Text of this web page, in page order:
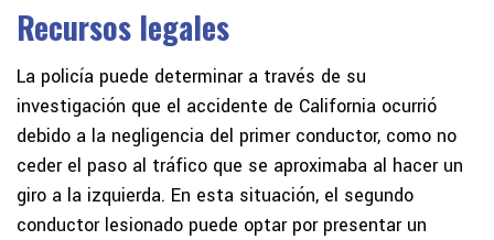
Recursos legales
La policía puede determinar a través de su
investigación que el accidente de California ocurrió
debido a la negligencia del primer conductor, como no
ceder el paso al tráfico que se aproximaba al hacer un
giro a la izquierda. En esta situación, el segundo
conductor lesionado puede optar por presentar un